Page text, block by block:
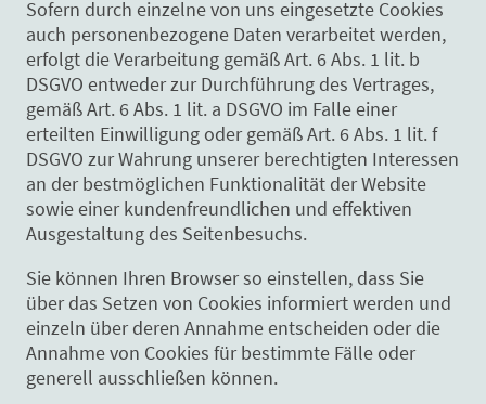
Sofern durch einzelne von uns eingesetzte Cookies
auch personenbezogene Daten verarbeitet werden,
erfolgt die Verarbeitung gemäß Art. 6 Abs. 1 lit. b
DSGVO entweder zur Durchführung des Vertrages,
gemäß Art. 6 Abs. 1 lit. a DSGVO im Falle einer
erteilten Einwilligung oder gemäß Art. 6 Abs. 1 lit. f
DSGVO zur Wahrung unserer berechtigten Interessen
an der bestmöglichen Funktionalität der Website
sowie einer kundenfreundlichen und effektiven
Ausgestaltung des Seitenbesuchs.
Sie können Ihren Browser so einstellen, dass Sie
über das Setzen von Cookies informiert werden und
einzeln über deren Annahme entscheiden oder die
Annahme von Cookies für bestimmte Fälle oder
generell ausschließen können.